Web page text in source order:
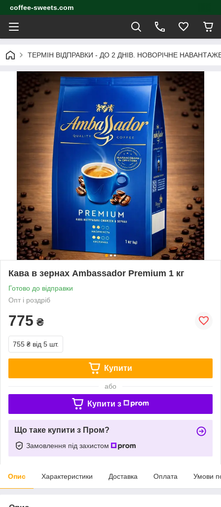
coffee-sweets.com
ТЕРМІН ВІДПРАВКИ - ДО 2 ДНІВ. НОВОРІЧНЕ
Кава в зернах Ambassador Premium 1 кг
Готово до відправки
Опт і роздріб
775 ₴
755 ₴ від 5 шт.
Купити
або
Купити з
Що таке купити з Пром?
Замовлення під захистом
Опис Характеристики Доставка Оплата Умови